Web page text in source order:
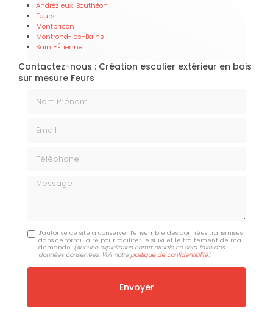
Andrézieux-Bouthéon
Feurs
Montbrison
Montrond-les-Bains
Saint-Étienne
Contactez-nous : Création escalier extérieur en bois
sur mesure Feurs
Message
J'autorise ce site à conserver l'ensemble des données transmises
dans ce formulaire pour faciliter le suivi et le traitement de ma
demande. (Aucune exploitation commerciale ne sera faite des
données conservées. Voir notre politique de confidentialité)